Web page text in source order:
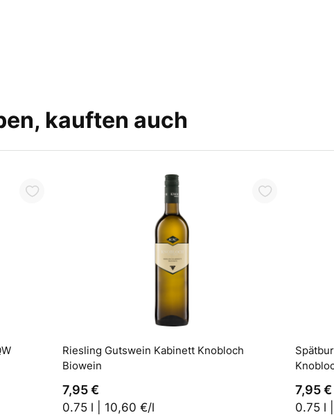
kauften auch
In den Warenkorb
Riesling Gutswein Kabinett Knobloch
Biowein
7,95 €
0.75 l | 10,60 €/l
7,95 €
0.75 l